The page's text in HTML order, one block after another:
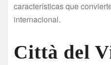
características que
internacional.
Città del